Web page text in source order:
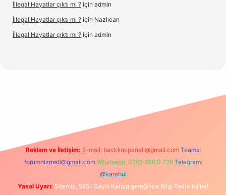
İllegal Hayatlar çıktı mı ? için admin
İllegal Hayatlar çıktı mı ? için Nazlıcan
İllegal Hayatlar çıktı mı ? için admin
Reklam ve İletişim: E-mail: backlinkpaneli@gmail.com Teams:
forumhizmeti@gmail.com Whatsapp: 0262 606 0 726 Telegram:
@karabul
Yasal Uyarı: Sitemiz, 5651 Sayılı Kanun gereğince Bilgi Teknolojileri